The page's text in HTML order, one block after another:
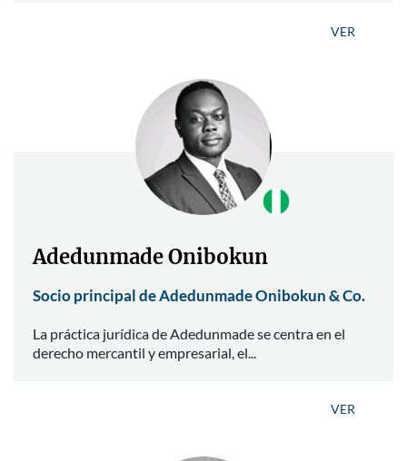
VER
Adedunmade Onibokun
Socio principal de Adedunmade Onibokun & Co.
La práctica jurídica de Adedunmade se centra en el
derecho mercantil y empresarial, el...
VER